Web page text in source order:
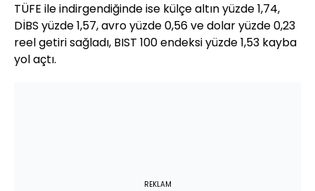
TÜFE ile indirgendiğinde ise külçe altın yüzde 1,74,
DİBS yüzde 1,57, avro yüzde 0,56 ve dolar yüzde 0,23
reel getiri sağladı, BIST 100 endeksi yüzde 1,53 kayba
yol açtı.
REKLAM